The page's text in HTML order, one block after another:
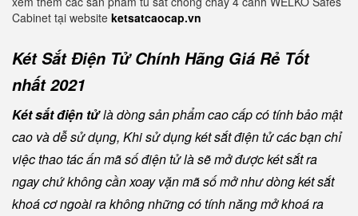
Cabinet tại website ketsatcaocap.vn
Két Sắt Điện Tử Chính Hãng Giá Rẻ Tốt
nhất 2021
Két sắt điện tửlà dòng sản phẩm cao cấp có tính bảo mật
cao và dễ sử dụng, Khi sử dụng két sắt điện tử các bạn chỉ
việc thao tác ấn mã số điện tử là sẽ mở được két sắt ra
ngay chứ không cần xoay vặn mã số mở như dòng két sắt
khoá cơ ngoài ra không những có tính năng mở khoá ra